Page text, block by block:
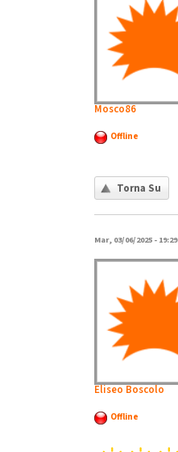
Mosco86
Offline
Torna Su
Mar, 03/06/2025 - 19:29
Eliseo Boscolo
Offline